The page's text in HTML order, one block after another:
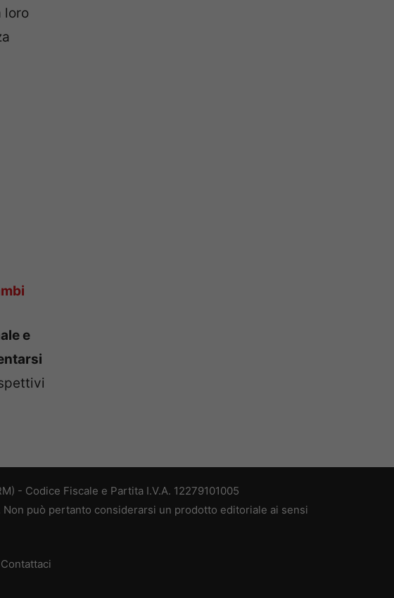
loro
e
- Codice Fiscale e Partita I.V.A. 12279101005
può pertanto considerarsi un prodotto editoriale ai sensi
Contattaci